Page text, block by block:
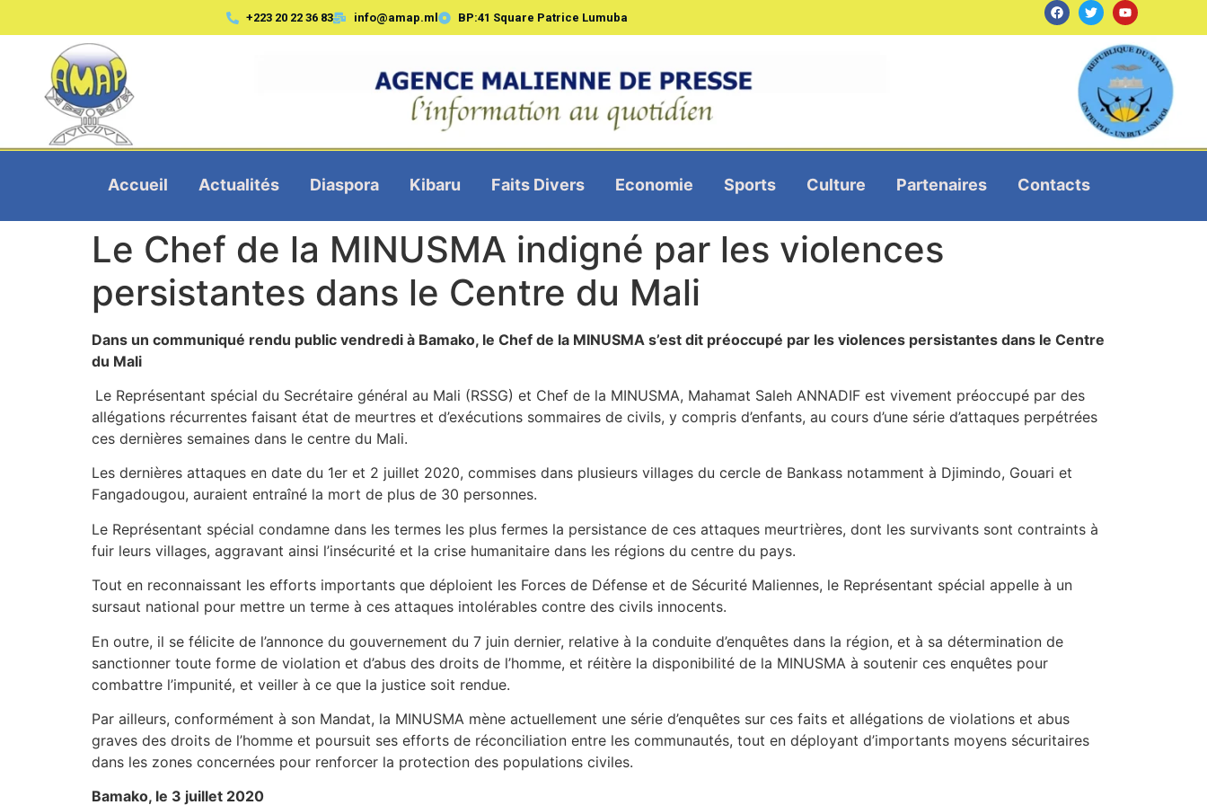
+223 20 22 36 83 info@amap.ml BP:41 Square Patrice Lumuba
Accueil Actualités Diaspora Kibaru Faits Divers Economie Sports Culture Partenaires Contacts
Le Chef de la MINUSMA indigné par les violences
persistantes dans le Centre du Mali
Dans un communiqué rendu public vendredi à Bamako, le Chef de la MINUSMA s’est dit préoccupé par les violences persistantes dans le Centre
du Mali
Le Représentant spécial du Secrétaire général au Mali (RSSG) et Chef de la MINUSMA, Mahamat Saleh ANNADIF est vivement préoccupé par des
allégations récurrentes faisant état de meurtres et d’exécutions sommaires de civils, y compris d’enfants, au cours d’une série d’attaques perpétrées
ces dernières semaines dans le centre du Mali.
Les dernières attaques en date du 1er et 2 juillet 2020, commises dans plusieurs villages du cercle de Bankass notamment à Djimindo, Gouari et
Fangadougou, auraient entraîné la mort de plus de 30 personnes.
Le Représentant spécial condamne dans les termes les plus fermes la persistance de ces attaques meurtrières, dont les survivants sont contraints à
fuir leurs villages, aggravant ainsi l’insécurité et la crise humanitaire dans les régions du centre du pays.
Tout en reconnaissant les efforts importants que déploient les Forces de Défense et de Sécurité Maliennes, le Représentant spécial appelle à un
sursaut national pour mettre un terme à ces attaques intolérables contre des civils innocents.
En outre, il se félicite de l’annonce du gouvernement du 7 juin dernier, relative à la conduite d’enquêtes dans la région, et à sa détermination de
sanctionner toute forme de violation et d’abus des droits de l’homme, et réitère la disponibilité de la MINUSMA à soutenir ces enquêtes pour
combattre l’impunité, et veiller à ce que la justice soit rendue.
Par ailleurs, conformément à son Mandat, la MINUSMA mène actuellement une série d’enquêtes sur ces faits et allégations de violations et abus
graves des droits de l’homme et poursuit ses efforts de réconciliation entre les communautés, tout en déployant d’importants moyens sécuritaires
dans les zones concernées pour renforcer la protection des populations civiles.
Bamako, le 3 juillet 2020